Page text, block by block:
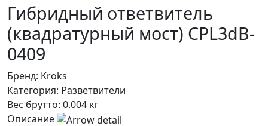
Гибридный ответвитель
(квадратурный мост) CPL3dB-
0409
Бренд: Kroks
Категория: Разветвители
Вес брутто: 0.004 кг
Описание